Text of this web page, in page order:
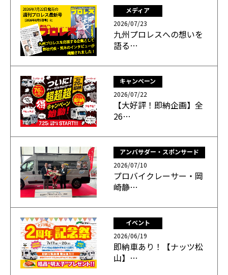
メディア
2026/07/23
九州プロレスへの想いを
語る…
キャンペーン
2026/07/22
【大好評！即納企画】全
26…
アンバサダー・スポンサード
2026/07/10
プロバイクレーサー・岡
崎静…
イベント
2026/06/19
即納車あり！【ナッツ松
山】…